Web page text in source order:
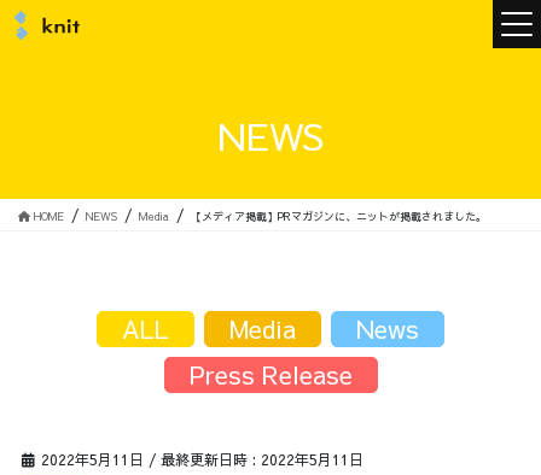
NEWS
HOME NEWS Media 【メディア掲載】PRマガジンに、ニットが掲載されました。
2022年5月11日 / 最終更新日時 : 2022年5月11日
ALL Media
News
Press Release